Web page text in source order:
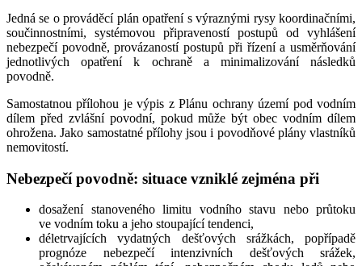
Jedná se o prováděcí plán opatření s výraznými rysy koordinačními,
součinnostními, systémovou připraveností postupů od vyhlášení
nebezpečí povodně, provázaností postupů při řízení a usměrňování
jednotlivých opatření k ochraně a minimalizování následků
povodně.
Samostatnou přílohou je výpis z Plánu ochrany území pod vodním
dílem před zvlášní povodní, pokud může být obec vodním dílem
ohrožena. Jako samostatné přílohy jsou i povodňové plány vlastníků
nemovitostí.
Nebezpečí povodně: situace vzniklé zejména při
dosažení stanoveného limitu vodního stavu nebo průtoku
ve vodním toku a jeho stoupající tendenci,
déletrvajících vydatných dešťových srážkách, popřípadě
prognóze nebezpečí intenzivních dešťových srážek,